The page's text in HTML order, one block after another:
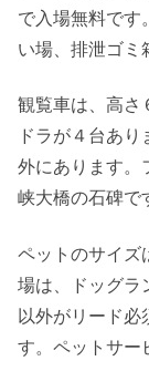
で入場無料です
い場、排泄ゴミ
観覧車は、高さ
ドラが４台あ
外にあります。
峡大橋の石碑で
ペットのサイズ
場は、ドッグラ
以外がリード
す。ペットサー